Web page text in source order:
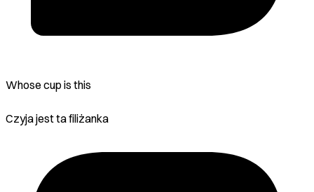
Whose cup is this
Czyja jest ta filiżanka